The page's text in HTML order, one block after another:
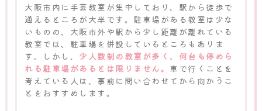
大阪市内に手芸教室が集中しており、駅から徒歩で
通えるところが大半です。駐車場がある教室は少な
いものの、大阪市外や駅から少し距離が離れている
教室では、駐車場を併設しているところもありま
す。しかし、 少人数制の教室が多く、何台も停めら
れる駐車場があるとは限りません。 車で行くことを
考えている人は、事前に問い合わせてから向かうこ
とをおすすめします。